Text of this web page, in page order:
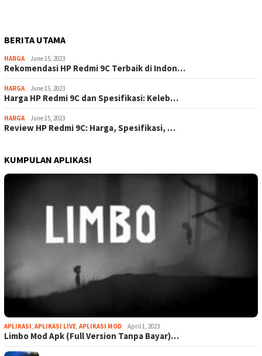
BERITA UTAMA
HARGA June 15, 2023
Rekomendasi HP Redmi 9C Terbaik di Indon…
HARGA June 15, 2023
Harga HP Redmi 9C dan Spesifikasi: Keleb…
HARGA June 15, 2023
Review HP Redmi 9C: Harga, Spesifikasi, …
KUMPULAN APLIKASI
APLIKASI, APLIKASI LIVE, APLIKASI MOD April 1, 2023
Limbo Mod Apk (Full Version Tanpa Bayar)…